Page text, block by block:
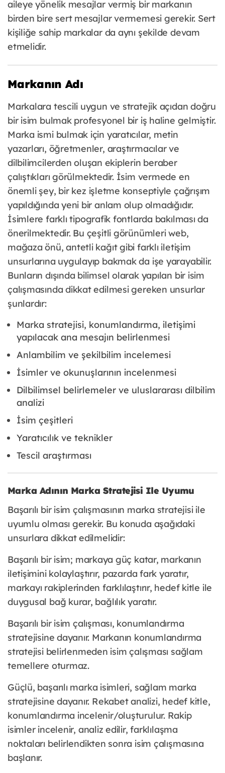
aileye yönelik mesajlar vermiş bir markanın
birden bire sert mesajlar vermemesi gerekir. Sert
kişiliğe sahip markalar da aynı şekilde devam
etmelidir.
Markanın Adı
Markalara tescili uygun ve stratejik açıdan doğru
bir isim bulmak profesyonel bir iş haline gelmiştir.
Marka ismi bulmak için yaratıcılar, metin
yazarları, öğretmenler, araştırmacılar ve
dilbilimcilerden oluşan ekiplerin beraber
çalıştıkları görülmektedir. İsim vermede en
önemli şey, bir kez işletme konseptiyle çağrışım
yapıldığında yeni bir anlam olup olmadığıdır.
İsimlere farklı tipografik fontlarda bakılması da
önerilmektedir. Bu çeşitli görünümleri web,
mağaza önü, antetli kağıt gibi farklı iletişim
unsurlarına uygulayıp bakmak da işe yarayabilir.
Bunların dışında bilimsel olarak yapılan bir isim
çalışmasında dikkat edilmesi gereken unsurlar
şunlardır:
Marka stratejisi, konumlandırma, iletişimi
yapılacak ana mesajın belirlenmesi
Anlambilim ve şekilbilim incelemesi
İsimler ve okunuşlarının incelenmesi
Dilbilimsel belirlemeler ve uluslararası dilbilim
analizi
İsim çeşitleri
Yaratıcılık ve teknikler
Tescil araştırması
Marka Adının Marka Stratejisi Ile Uyumu
Başarılı bir isim çalışmasının marka stratejisi ile
uyumlu olması gerekir. Bu konuda aşağıdaki
unsurlara dikkat edilmelidir:
Başarılı bir isim; markaya güç katar, markanın
iletişimini kolaylaştırır, pazarda fark yaratır,
markayı rakiplerinden farklılaştırır, hedef kitle ile
duygusal bağ kurar, bağlılık yaratır.
Başarılı bir isim çalışması, konumlandırma
stratejisine dayanır. Markanın konumlandırma
stratejisi belirlenmeden isim çalışması sağlam
temellere oturmaz.
Güçlü, başarılı marka isimleri, sağlam marka
stratejisine dayanır. Rekabet analizi, hedef kitle,
konumlandırma incelenir/oluşturulur. Rakip
isimler incelenir, analiz edilir, farklılaşma
noktaları belirlendikten sonra isim çalışmasına
başlanır.